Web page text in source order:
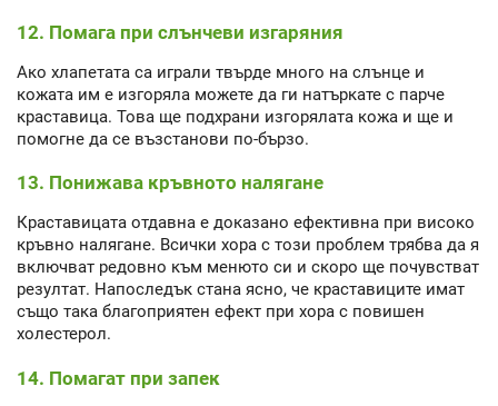
12. Помага при слънчеви изгаряния
Ако хлапетата са играли твърде много на слънце и
кожата им е изгоряла можете да ги натъркате с парче
краставица. Това ще подхрани изгорялата кожа и ще и
помогне да се възстанови по-бързо.
13. Понижава кръвното налягане
Краставицата отдавна е доказано ефективна при високо
кръвно налягане. Всички хора с този проблем трябва да я
включват редовно към менюто си и скоро ще почувстват
резултат. Напоследък стана ясно, че краставиците имат
също така благоприятен ефект при хора с повишен
холестерол.
14. Помагат при запек